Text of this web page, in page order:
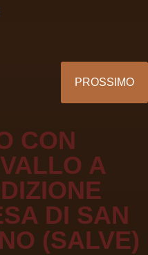
PROSSIMO
CON
A
DI SAN
(SALVE)